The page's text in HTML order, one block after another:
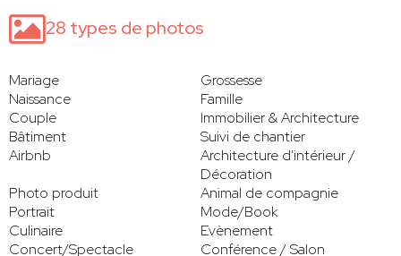
28 types de photos
Mariage
Grossesse
Naissance
Famille
Couple
Immobilier & Architecture
Bâtiment
Suivi de chantier
Airbnb
Architecture d'intérieur /
Décoration
Photo produit
Animal de compagnie
Portrait
Mode/Book
Culinaire
Evènement
Concert/Spectacle
Conférence / Salon